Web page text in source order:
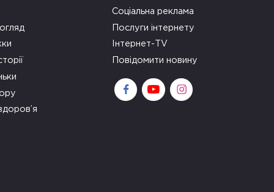
Соціальна реклама
Послуги інтернету
Інтернет-TV
Повідомити новину